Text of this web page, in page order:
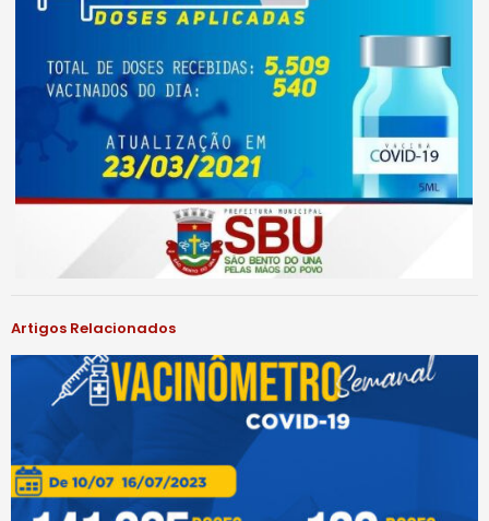
Artigos Relacionados